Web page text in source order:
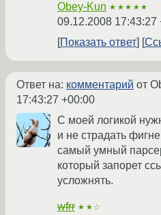
Obey-Kun ★★★★★
09.12.2008 17:43:27
Показать ответ
Ответ на: комментарий от
17:43:27 +00:00
С моей логикой
и не страдать
самый умный
который запорет
усложнять.
wfrr ★★☆